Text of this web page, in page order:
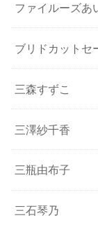
ファイルーズあ
ブリドカットセ
三森すずこ
三澤紗千香
三瓶由布子
三石琴乃